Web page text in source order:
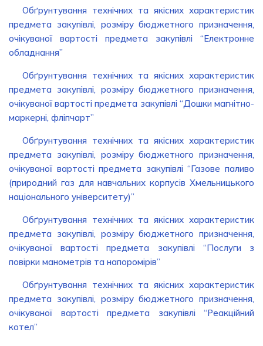
Обґрунтування технічних та якісних характеристик
предмета закупівлі, розміру бюджетного призначення,
очікуваної вартості предмета закупівлі “Електронне
обладнання”
Обґрунтування технічних та якісних характеристик
предмета закупівлі, розміру бюджетного призначення,
очікуваної вартості предмета закупівлі “Дошки магнітно-
маркерні, фліпчарт”
Обґрунтування технічних та якісних характеристик
предмета закупівлі, розміру бюджетного призначення,
очікуваної вартості предмета закупівлі “Газове паливо
(природний газ для навчальних корпусів Хмельницького
національного університету)”
Обґрунтування технічних та якісних характеристик
предмета закупівлі, розміру бюджетного призначення,
очікуваної вартості предмета закупівлі “Послуги з
повірки манометрів та напоромірів”
Обґрунтування технічних та якісних характеристик
предмета закупівлі, розміру бюджетного призначення,
очікуваної вартості предмета закупівлі “Реакційний
котел”